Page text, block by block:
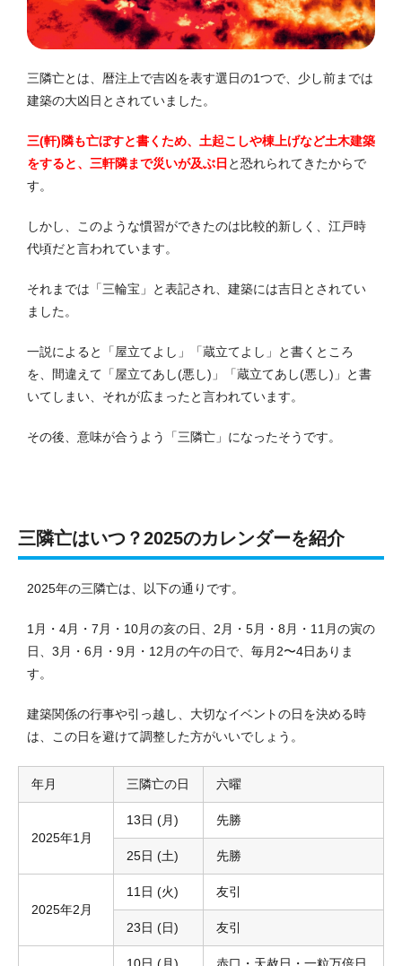
三隣亡とは、暦注上で吉凶を表す選日の1つで、少し前までは
建築の大凶日とされていました。
三(軒)隣も亡ぼすと書くため、土起こしや棟上げなど土木建築
をすると、三軒隣まで災いが及ぶ日 と恐れられてきたからで
す。
しかし、このような慣習ができたのは比較的新しく、江戸時
代頃だと言われています。
それまでは「三輪宝」と表記され、建築には吉日とされてい
ました。
一説によると「屋立てよし」「蔵立てよし」と書くところ
を、間違えて「屋立てあし(悪し)」「蔵立てあし(悪し)」と書
いてしまい、それが広まったと言われています。
その後、意味が合うよう「三隣亡」になったそうです。
三隣亡はいつ？2025のカレンダーを紹介
2025年の三隣亡は、以下の通りです。
1月・4月・7月・10月の亥の日、2月・5月・8月・11月の寅の
日、3月・6月・9月・12月の午の日で、毎月2〜4日ありま
す。
建築関係の行事や引っ越し、大切なイベントの日を決める時
は、この日を避けて調整した方がいいでしょう。
年月 三隣亡の日 六曜
2025年1月
13日 (月) 先勝
25日 (土) 先勝
2025年2月
11日 (火) 友引
23日 (日) 友引